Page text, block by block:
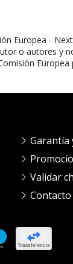
Europea -
o autores y
Garantía
Validar
Contacto